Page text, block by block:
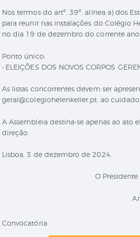
Nos termos do artº. 39º, alínea a) dos
para reunir nas instalações do Colégio
no dia 19 de dezembro do corrente
Ponto único:
• ELEIÇÕES DOS NOVOS CORPOS
As listas concorrentes devem ser
geral@colegiohelenkeller.pt, ao
A Assembleia destina-se apenas ao ato
direção.
Lisboa, 3 de dezembro de 2024.
O
Convocatória